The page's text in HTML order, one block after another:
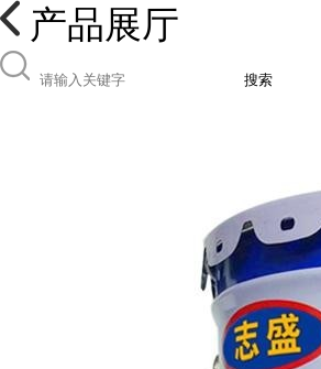
产品展厅
搜索